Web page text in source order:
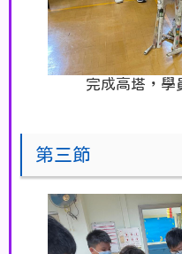
完成高塔，學
第三節